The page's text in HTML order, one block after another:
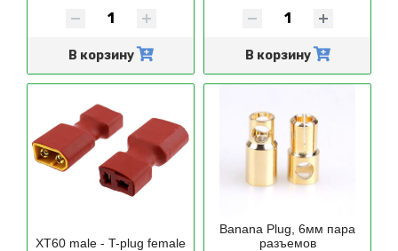
В корзину В корзину
XT60 male - T-plug female
Banana Plug, 6мм пара
разъемов